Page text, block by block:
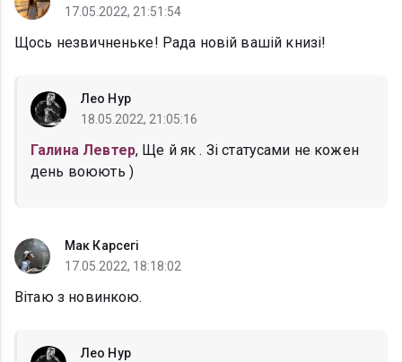
17.05.2022, 21:51:54
Щось незвичненьке! Рада новій вашій книзі!
Лео Нур
18.05.2022, 21:05:16
Галина Левтер, Ще й як . Зі статусами не кожен
день воюють )
Мак Карсегі
17.05.2022, 18:18:02
Вітаю з новинкою.
Лео Нур